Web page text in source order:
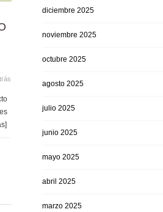
diciembre 2025
noviembre 2025
octubre 2025
agosto 2025
julio 2025
junio 2025
mayo 2025
abril 2025
marzo 2025